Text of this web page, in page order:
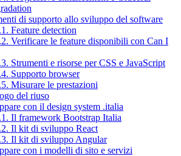
di supporto allo sviluppo del software
Feature detection
Verificare le feature disponibili con Can I
Strumenti e risorse per CSS e JavaScript
Supporto browser
Misurare le prestazioni
del riuso
con il design system .italia
Il framework Bootstrap Italia
Il kit di sviluppo React
Il kit di sviluppo Angular
con i modelli di sito e servizi